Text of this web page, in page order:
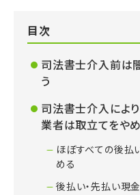
目次
司法書士介入前は
う
司法書士介入によ
業者は取立てをやめ
ほぼすべての後払
める
後払い・先払い現